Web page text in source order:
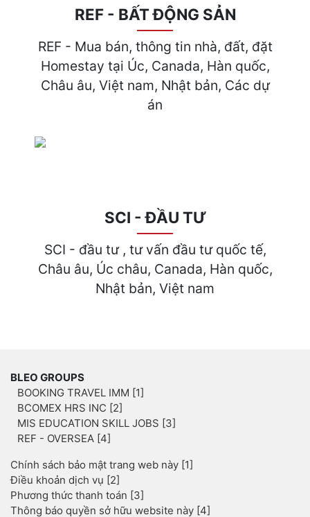
REF - BẤT ĐỘNG SẢN
REF - Mua bán, thông tin nhà, đất, đặt
Homestay tại Úc, Canada, Hàn quốc,
Châu âu, Việt nam, Nhật bản, Các dự
án
SCI - ĐẦU TƯ
SCI - đầu tư , tư vấn đầu tư quốc tế,
Châu âu, Úc châu, Canada, Hàn quốc,
Nhật bản, Việt nam
BLEO GROUPS
BOOKING TRAVEL IMM [1]
BCOMEX HRS INC [2]
MIS EDUCATION SKILL JOBS [3]
REF - OVERSEA [4]
Chính sách bảo mật trang web này [1]
Điều khoản dịch vụ [2]
Phương thức thanh toán [3]
Thông báo quyền sở hữu website này [4]